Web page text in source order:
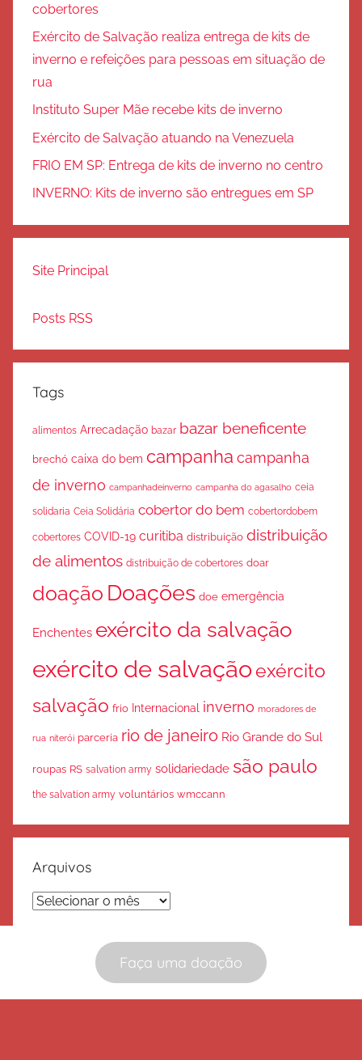
Faça uma doação
cobertores
Exército de Salvação realiza entrega de kits de
inverno e refeições para pessoas em situação de
rua
Instituto Super Mãe recebe kits de inverno
Exército de Salvação atuando na Venezuela
FRIO EM SP: Entrega de kits de inverno no centro
INVERNO: Kits de inverno são entregues em SP
Site Principal
Posts RSS
Tags
alimentos Arrecadação bazar bazar beneficente
brechó caixa do bem campanha campanha
de inverno campanhadeinverno campanha do agasalho ceia
solidaria Ceia Solidária cobertor do bem cobertordobem
cobertores COVID-19 curitiba distribuição distribuição
de alimentos distribuição de cobertores doar
doação Doações doe emergência
Enchentes exército da salvação
exército de salvaçãoexército
salvação frio Internacional inverno moradores de
rua niterói parceria rio de janeiro Rio Grande do Sul
roupas RS salvation army solidariedade são paulo
the salvation army voluntários wmccann
Arquivos
Arquivos